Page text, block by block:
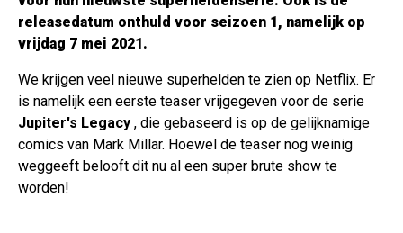
releasedatum onthuld voor seizoen 1, namelijk op
vrijdag 7 mei 2021.
We krijgen veel nieuwe superhelden te zien op Netflix. Er
is namelijk een eerste teaser vrijgegeven voor de serie
Jupiter's Legacy , die gebaseerd is op de gelijknamige
comics van Mark Millar. Hoewel de teaser nog weinig
weggeeft belooft dit nu al een super brute show te
worden!